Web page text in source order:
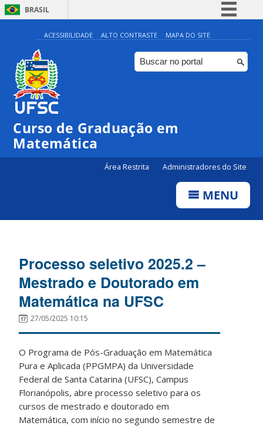
BRASIL
Simplifique!
Comunica BR
Participe
Canais
ACESSIBILIDADE ALTO CONTRASTE MAPA DO SITE
Curso de Graduação em
Matemática
Área Restrita Administradores do Site
MENU
Processo seletivo 2025.2 –
Mestrado e Doutorado em
Matemática na UFSC
27/05/2025 10:15
O Programa de Pós-Graduação em Matemática
Pura e Aplicada (PPGMPA) da Universidade
Federal de Santa Catarina (UFSC), Campus
Florianópolis, abre processo seletivo para os
cursos de mestrado e doutorado em
Matemática, com início no segundo semestre de